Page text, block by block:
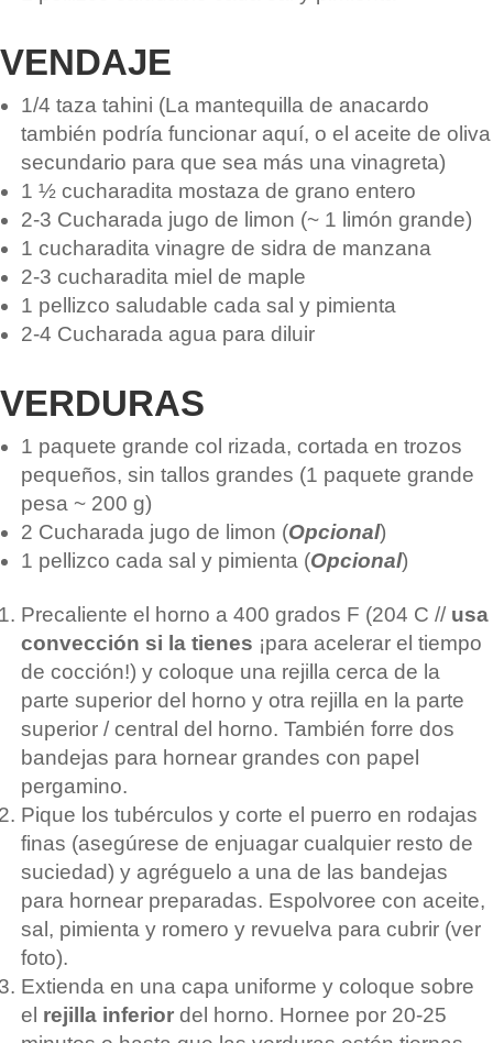
VENDAJE
1/4 taza tahini (La mantequilla de anacardo
también podría funcionar aquí, o el aceite de oliva
secundario para que sea más una vinagreta)
1 ½ cucharadita mostaza de grano entero
2-3 Cucharada jugo de limon (~ 1 limón grande)
1 cucharadita vinagre de sidra de manzana
2-3 cucharadita miel de maple
1 pellizco saludable cada sal y pimienta
2-4 Cucharada agua para diluir
VERDURAS
1 paquete grande col rizada, cortada en trozos
pequeños, sin tallos grandes (1 paquete grande
pesa ~ 200 g)
2 Cucharada jugo de limon (Opcional)
1 pellizco cada sal y pimienta (Opcional)
Precaliente el horno a 400 grados F (204 C // usa
convección si la tienes ¡para acelerar el tiempo
de cocción!) y coloque una rejilla cerca de la
parte superior del horno y otra rejilla en la parte
superior / central del horno. También forre dos
bandejas para hornear grandes con papel
pergamino.
Pique los tubérculos y corte el puerro en rodajas
finas (asegúrese de enjuagar cualquier resto de
suciedad) y agréguelo a una de las bandejas
para hornear preparadas. Espolvoree con aceite,
sal, pimienta y romero y revuelva para cubrir (ver
foto).
Extienda en una capa uniforme y coloque sobre
el rejilla inferior del horno. Hornee por 20-25